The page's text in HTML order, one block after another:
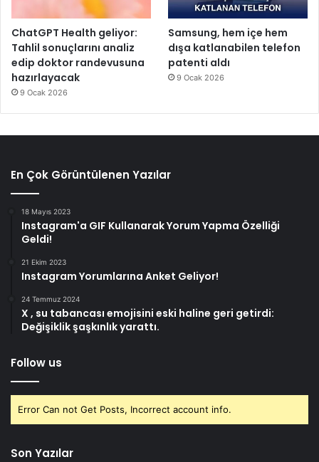
ChatGPT Health geliyor:
Tahlil sonuçlarını analiz
edip doktor randevusuna
hazırlayacak
9 Ocak 2026
Samsung, hem içe hem
dışa katlanabilen telefon
patenti aldı
9 Ocak 2026
En Çok Görüntülenen Yazılar
18 Mayıs 2023
Instagram'a GIF Kullanarak Yorum Yapma Özelliği
Geldi!
21 Ekim 2023
Instagram Yorumlarına Anket Geliyor!
24 Temmuz 2024
X , su tabancası emojisini eski haline geri getirdi:
Değişiklik şaşkınlık yarattı.
Follow us
Error Can not Get Posts, Incorrect account info.
Son Yazılar